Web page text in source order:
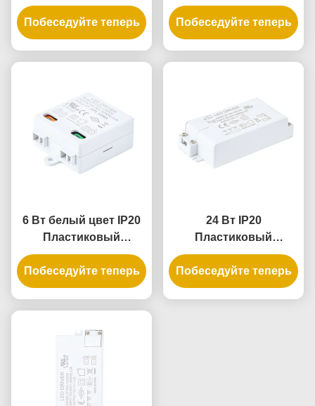
светодиодный
драйвер с
постоянным
Побеседуйте теперь
драйвер для
внутреннего
освещения с
входом
Побеседуйте теперь
6 Вт белый цвет IP20
Пластиковый
светодиодный
драйвер с
постоянным
помещений
Побеседуйте теперь
24 Вт IP20
Пластиковый
светодиодный
драйвер для
внутреннего
Побеседуйте теперь